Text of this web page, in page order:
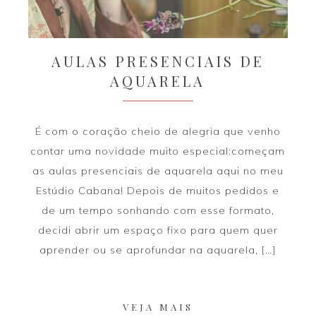
AULAS PRESENCIAIS DE
AQUARELA
É com o coração cheio de alegria que venho
contar uma novidade muito especial:começam
as aulas presenciais de aquarela aqui no meu
Estúdio Cabana! Depois de muitos pedidos e
de um tempo sonhando com esse formato,
decidi abrir um espaço fixo para quem quer
aprender ou se aprofundar na aquarela, […]
VEJA MAIS